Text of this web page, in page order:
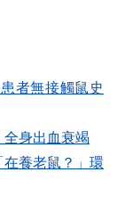
者無接觸鼠史
身出血衰竭
養老鼠？」環